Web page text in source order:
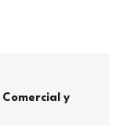
Comercial y